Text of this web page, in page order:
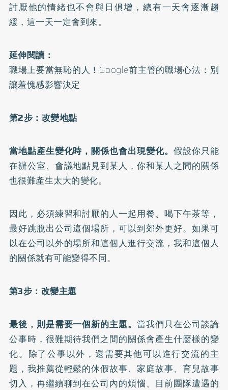
討厭他的情緒也不會與日俱增，總有一天會逐漸趨
緩，這一天一定會到來。
延伸閱讀：
職場上要當無恥的人！Google前主管的職場心法：別
讓羞愧感影響決定
第2步：改變地點
當地點產生變化時，關係也會出現變化。 假設你只能
在辦公室、會議地點見到某人，你和某人之間的關係
也很難產生太大的變化。
因此，必須練習和討厭的人一起用餐、喝下午茶等，
最好跳脫出公司這個場所，可以到郊外更好。如果可
以在公司以外的場所和這個人進行交流，我和這個人
的關係就有可能變得不同。
第3步：改變主題
最後，則是需要一個新的主題。當我們只在公司談論
公事時，很難期待我們之間的關係會產生什麼樣的變
化。除了公事以外，還需要其他可以進行交流的主
題，我推薦從輕鬆的休假故事、家庭故事、育兒故事
切入，再繼續聊到在公司內的煩惱、目前團隊遭遇的